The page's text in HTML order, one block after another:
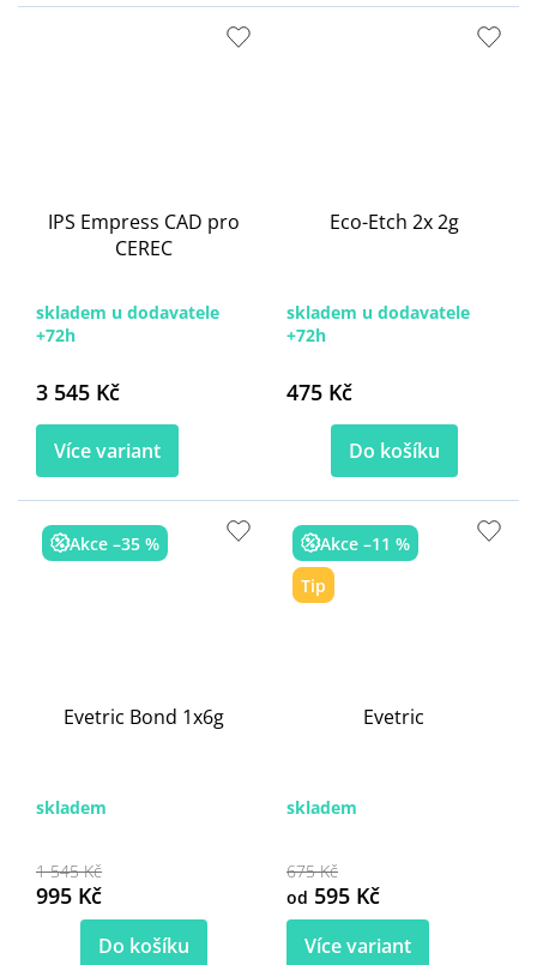
IPS Empress CAD pro
CEREC
skladem u dodavatele
+72h
3 545 Kč
Více variant
Eco-Etch 2x 2g
skladem u dodavatele
+72h
475 Kč
Do košíku
Akce –35 %
Evetric Bond 1x6g
skladem
1 545 Kč
995 Kč
Do košíku
Akce –11 %
Tip
Evetric
skladem
675 Kč
od 595 Kč
Více variant